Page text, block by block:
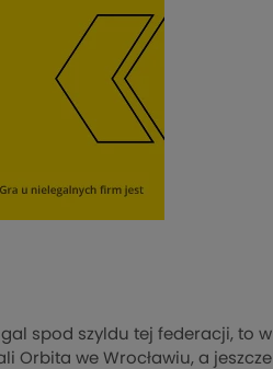
spod szyldu tej federacji, to w
Orbita we Wrocławiu, a jeszcze